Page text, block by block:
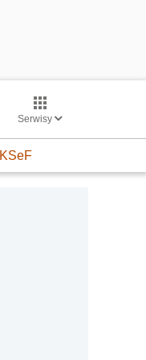
Serwisy
KSeF